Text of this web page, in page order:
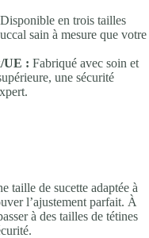
Disponible en trois tailles
sain à mesure que votre
UE : Fabriqué avec soin et
une sécurité
taille de sucette adaptée à
l’ajustement parfait. À
à des tailles de tétines